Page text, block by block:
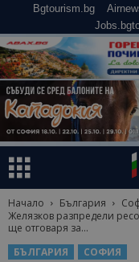
Bgtourism.bg
Начало България
Желязков разпредели
ще отговаря за...
БЪЛГАРИЯ
СОФИЯ